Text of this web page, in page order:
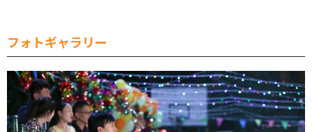
フォトギャラリー